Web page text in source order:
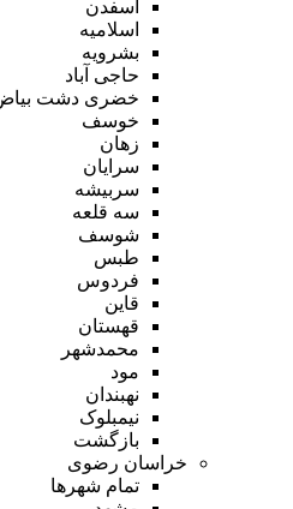
اسفدن
اسلامیه
بشرویه
حاجی آباد
خضری دشت
خوسف
زهان
سرایان
سربیشه
سه قلعه
شوسف
طبس
فردوس
قاین
قهستان
محمدشهر
مود
نهبندان
نیمبلوک
بازگشت
خراسان رضوی
تمام شهر‌ها